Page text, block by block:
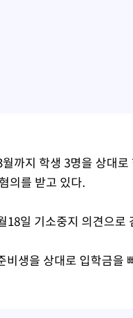
까지 학생 3명을 상대
의를 받고 있다.
18일 기소중지 의견으
비생을 상대로 입학금을